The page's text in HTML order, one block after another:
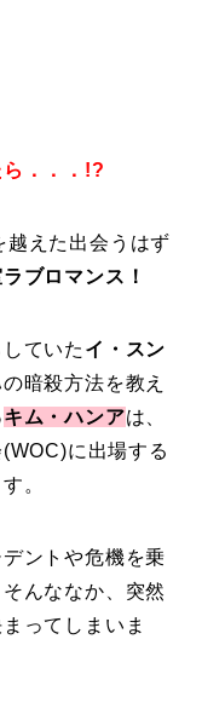
．．．!?
越えた出会うはず
ブロマンス！
ていた イ・スン
暗殺方法を教え
キム・ハンアは、
に出場する
。
ントや危機を乗
んななか、突然
ってしまいま